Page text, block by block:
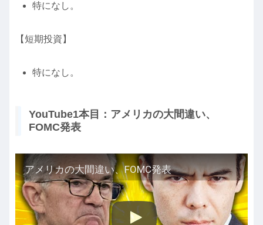
特になし。
【短期投資】
特になし。
YouTube1本目：アメリカの大間違い、
FOMC発表
アメリカの大間違い、FOMC発表